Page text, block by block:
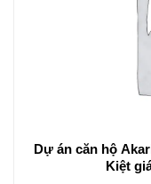
Dự án căn hộ
Kiệt